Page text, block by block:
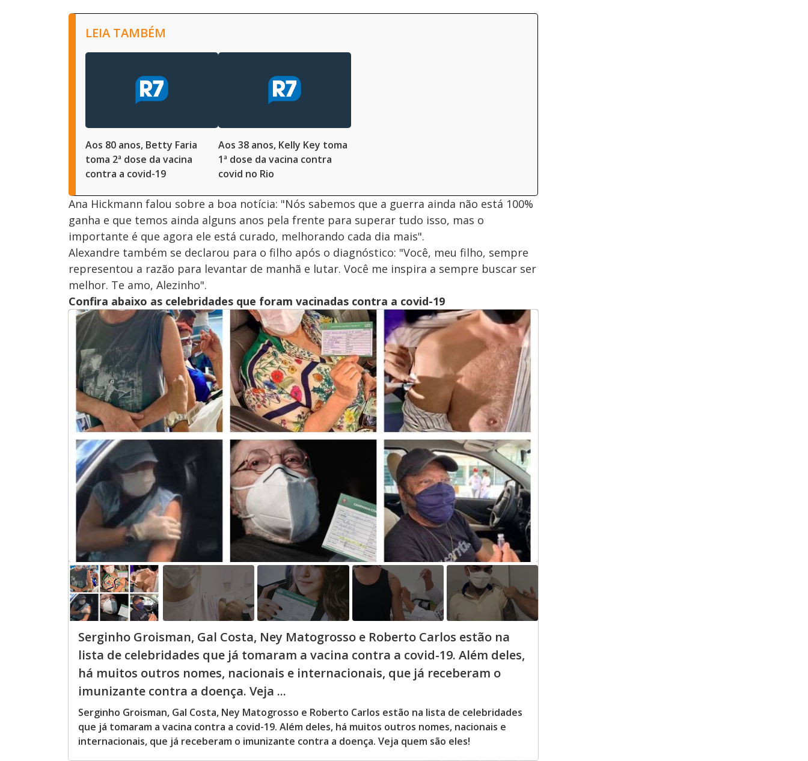
LEIA TAMBÉM
Aos 80 anos, Betty Faria
toma 2ª dose da vacina
contra a covid-19
Aos 38 anos, Kelly Key toma
1ª dose da vacina contra
covid no Rio
Ana Hickmann falou sobre a boa notícia: "Nós sabemos que a guerra ainda não está 100%
ganha e que temos ainda alguns anos pela frente para superar tudo isso, mas o
importante é que agora ele está curado, melhorando cada dia mais".
Alexandre também se declarou para o filho após o diagnóstico: "Você, meu filho, sempre
representou a razão para levantar de manhã e lutar. Você me inspira a sempre buscar ser
melhor. Te amo, Alezinho".
Confira abaixo as celebridades que foram vacinadas contra a covid-19
Serginho Groisman, Gal Costa, Ney Matogrosso e Roberto Carlos estão na
lista de celebridades que já tomaram a vacina contra a covid-19. Além deles,
há muitos outros nomes, nacionais e internacionais, que já receberam o
imunizante contra a doença. Veja ...
Serginho Groisman, Gal Costa, Ney Matogrosso e Roberto Carlos estão na lista de celebridades
que já tomaram a vacina contra a covid-19. Além deles, há muitos outros nomes, nacionais e
internacionais, que já receberam o imunizante contra a doença. Veja quem são eles!